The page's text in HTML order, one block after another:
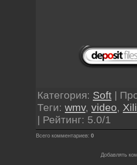
Категория: Soft |
Теги: wmv, video,
| Рейтинг: 5.0/1
Всего комментариев: 0
Добавлять